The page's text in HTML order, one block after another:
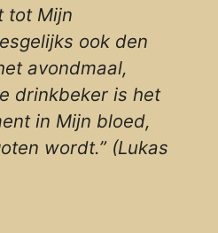
tot Mijn
ook den
avondmaal,
drinkbeker is het
in Mijn bloed,
wordt.” (Lukas